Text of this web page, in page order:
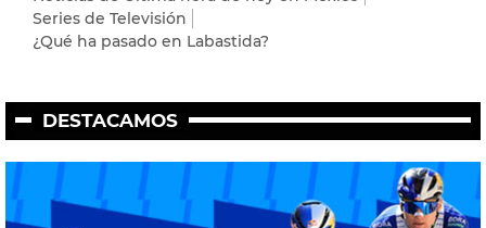
Series de Televisión
¿Qué ha pasado en Labastida?
DESTACAMOS